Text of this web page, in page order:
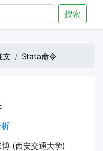
搜索
文 Stata命令
(西安交通大学)